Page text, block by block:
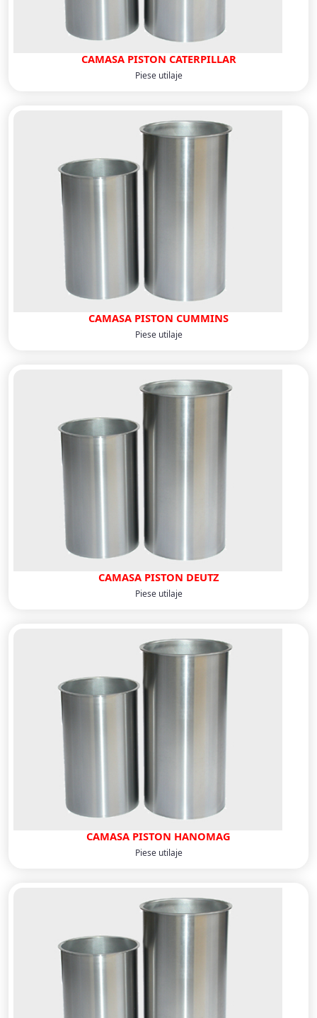
CAMASA PISTON CATERPILLAR
Piese utilaje
CAMASA PISTON CUMMINS
Piese utilaje
CAMASA PISTON DEUTZ
Piese utilaje
CAMASA PISTON HANOMAG
Piese utilaje